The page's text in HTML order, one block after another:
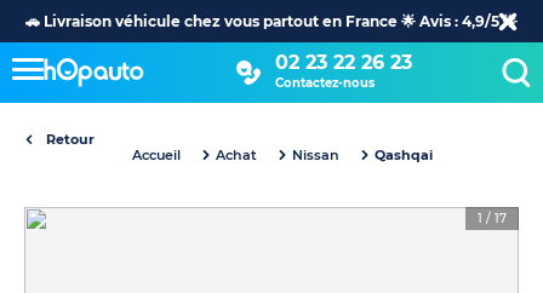
🚗 Livraison véhicule chez vous partout en France 🌟 Avis : 4,9/5 🌟
02 23 22 26 23
Contactez-nous
Retour
Accueil
Achat Nissan Qashqai
1 / 17